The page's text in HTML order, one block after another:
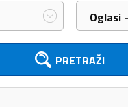
Oglasi
PRETRAŽI